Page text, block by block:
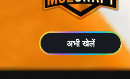
अभी खेलें